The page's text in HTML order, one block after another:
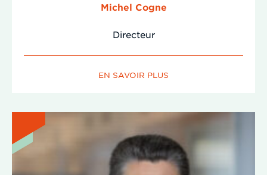
Michel Cogne
Directeur
EN SAVOIR PLUS